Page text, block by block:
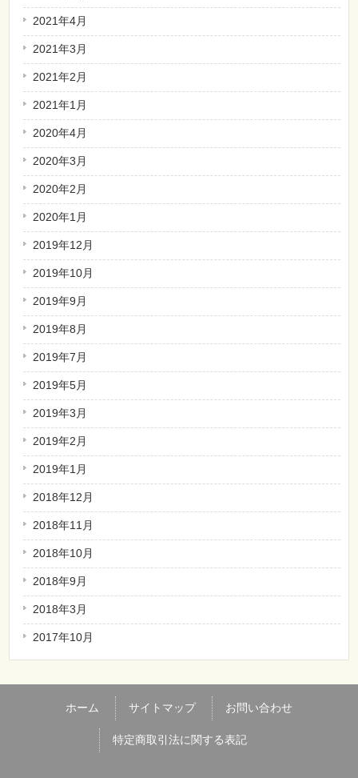
2021年4月
2021年3月
2021年2月
2021年1月
2020年4月
2020年3月
2020年2月
2020年1月
2019年12月
2019年10月
2019年9月
2019年8月
2019年7月
2019年5月
2019年3月
2019年2月
2019年1月
2018年12月
2018年11月
2018年10月
2018年9月
2018年3月
2017年10月
ホーム サイトマップ お問い合わせ
特定商取引法に関する表記